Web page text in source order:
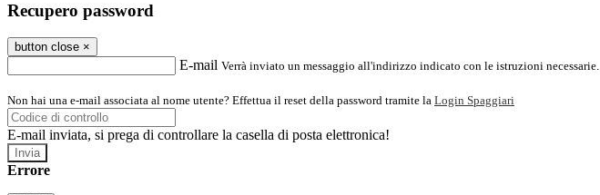
Recupero password
button close ×
E-mail Verrà inviato un messaggio all'indirizzo indicato con le istruzioni necessarie.
Non hai una e-mail associata al nome utente? Effettua il reset della password tramite la Login Spaggiari
E-mail inviata, si prega di controllare la casella di posta elettronica!
Errore